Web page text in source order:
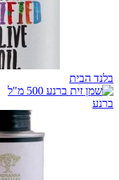
בלנד הבית
ברנע